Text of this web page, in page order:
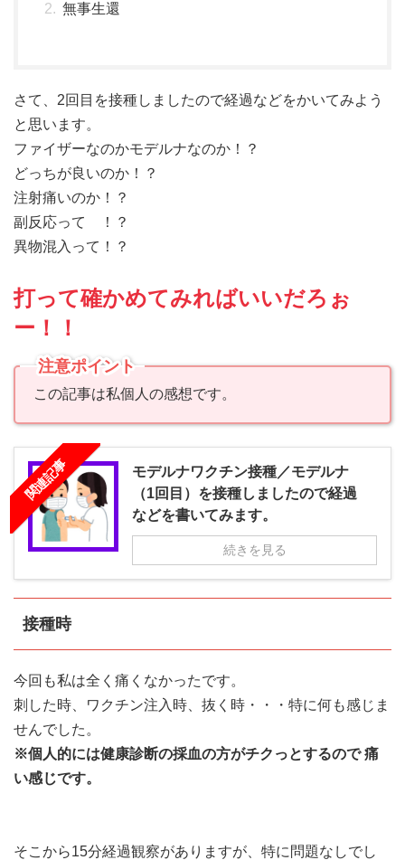
無事生還
さて、2回目を接種しましたので経過などをかいてみよう
と思います。
ファイザーなのかモデルナなのか！？
どっちが良いのか！？
注射痛いのか！？
副反応って ！？
異物混入って！？
打って確かめてみればいいだろぉ
ー！！
注意ポイント
この記事は私個人の感想です。
関連記事
モデルナワクチン接種／モデルナ
（1回目）を接種しましたので経過
などを書いてみます。
続きを見る
接種時
今回も私は全く痛くなかったです。
刺した時、ワクチン注入時、抜く時・・・特に何も感じま
せんでした。
※個人的には健康診断の採血の方がチクっとするので 痛
い感じです。
そこから15分経過観察がありますが、特に問題なしでし